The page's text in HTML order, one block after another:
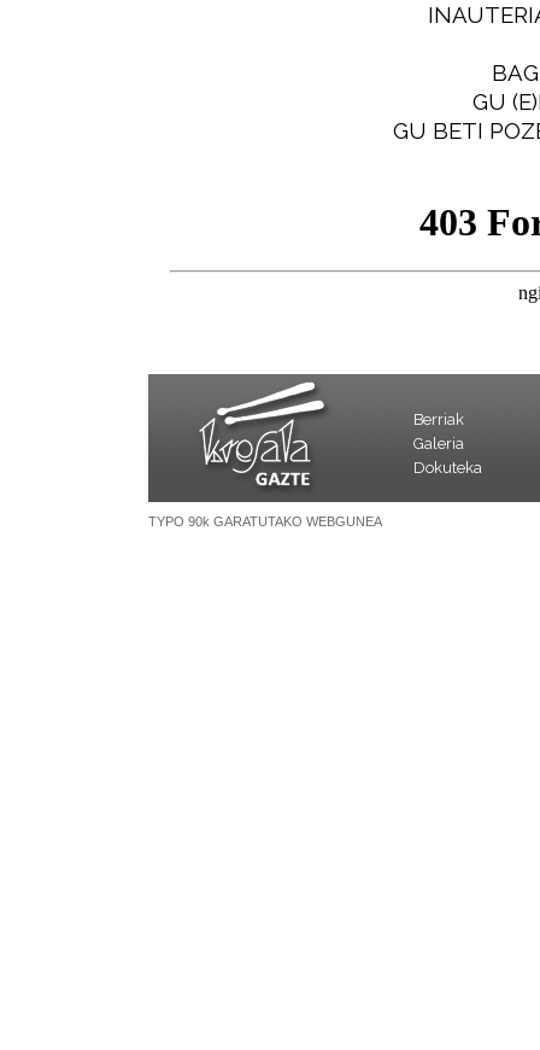
GU
GU BETI
Berriak
Galeria
Dokuteka
TYPO 90k GARATUTAKO WEBGUNEA